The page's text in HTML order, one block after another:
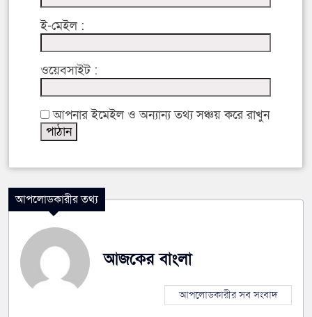
ই-মেইল :
ওয়েবসাইট :
আপনার ইমেইল ও অন্যান্য তথ্য সঞ্চয় করে রাখুন
আপলোডকারীর তথ্য
আজকের বাংলা
আপলোডকারীর সব সংবাদ